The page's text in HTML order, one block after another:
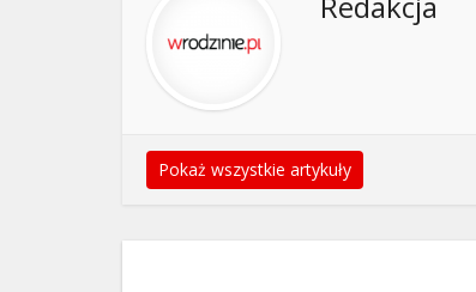
Pokaż wszystkie artykuły